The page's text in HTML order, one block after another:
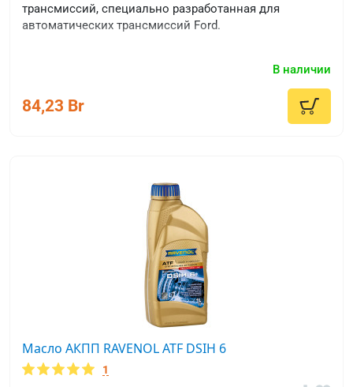
трансмиссий, специально разработанная для
автоматических трансмиссий Ford.
В наличии
84,23 Br
Масло АКПП RAVENOL ATF DSIH 6
1